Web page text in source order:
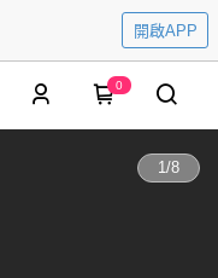
開啟APP
0
1/8